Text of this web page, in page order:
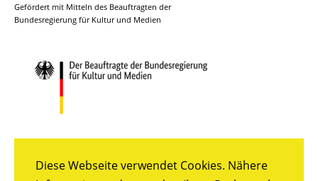
Diese Webseite verwendet Cookies. Nähere
Gefördert mit Mitteln des Beauftragten der
Bundesregierung für Kultur und Medien